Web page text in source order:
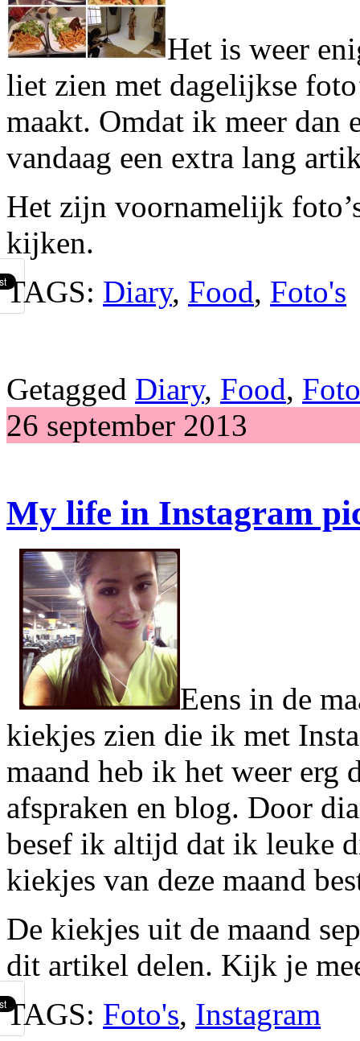
Het is weer
liet zien met dagelijkse
maakt. Omdat ik meer dan
vandaag een extra lang
Het zijn voornamelijk
kijken.
TAGS: Diary, Food, Foto's
Getagged Diary, Food,
26 september 2013
My life in Instagram
Eens in de
kiekjes zien die ik met
maand heb ik het weer erg
afspraken en blog. Door
besef ik altijd dat ik leuke
kiekjes van deze maand
De kiekjes uit de maand
dit artikel delen. Kijk je
TAGS: Foto's, Instagram